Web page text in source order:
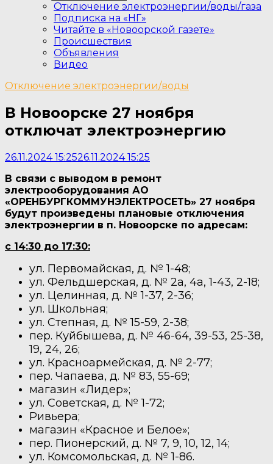
Отключение электроэнергии/воды/газа
Подписка на «НГ»
Читайте в «Новоорской газете»
Происшествия
Объявления
Видео
Отключение электроэнергии/воды
В Новоорске 27 ноября
отключат электроэнергию
26.11.2024 15:2526.11.2024 15:25
В связи с выводом в ремонт
электрооборудования АО
«ОРЕНБУРГКОММУНЭЛЕКТРОСЕТЬ» 27 ноября
будут произведены плановые отключения
электроэнергии в п. Новоорске по адресам:
с 14:30 до 17:30:
ул. Первомайская, д. № 1-48;
ул. Фельдшерская, д. № 2а, 4а, 1-43, 2-18;
ул. Целинная, д. № 1-37, 2-36;
ул. Школьная;
ул. Степная, д. № 15-59, 2-38;
пер. Куйбышева, д. № 46-64, 39-53, 25-38,
19, 24, 26;
ул. Красноармейская, д. № 2-77;
пер. Чапаева, д. № 83, 55-69;
магазин «Лидер»;
ул. Советская, д. № 1-72;
Ривьера;
магазин «Красное и Белое»;
пер. Пионерский, д. № 7, 9, 10, 12, 14;
ул. Комсомольская, д. № 1-86.